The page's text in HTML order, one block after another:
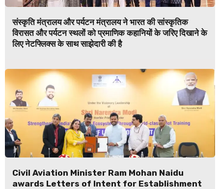
संस्कृति मंत्रालय और पर्यटन मंत्रालय ने भारत की सांस्कृतिक
विरासत और पर्यटन स्थलों को प्रमाणिक कहानियों के जरिए दिखाने के
लिए नेटफ्लिक्स के साथ साझेदारी की है
Civil Aviation Minister Ram Mohan Naidu
awards Letters of Intent for Establishment